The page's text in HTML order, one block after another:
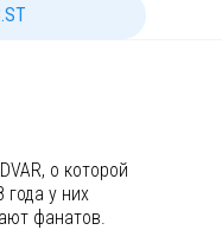
всё пошло не
уверенности
и
реальный
без
о которой
года у них
фанатов.